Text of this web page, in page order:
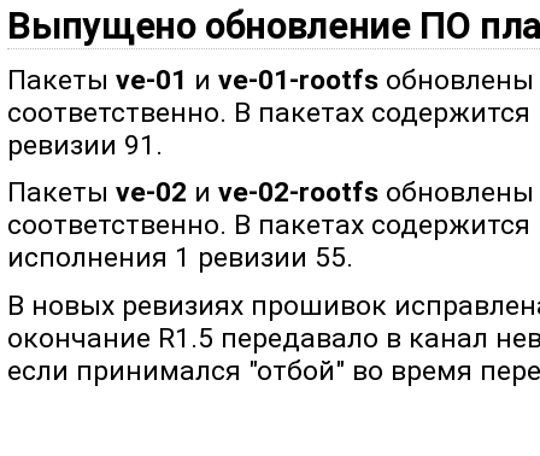
Выпущено обновление ПО
Пакетыve-01 иve-01-rootfs
соответственно. В пакетах
ревизии 91.
Пакетыve-02 иve-02-rootfs
соответственно. В пакетах
исполнения 1 ревизии 55.
В новых ревизиях прошивок
окончание R1.5 передавало в канал
если принимался "отбой" во время